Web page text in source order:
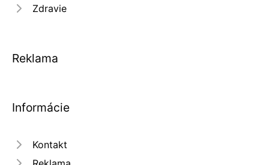
Zdravie
Reklama
Informácie
Kontakt